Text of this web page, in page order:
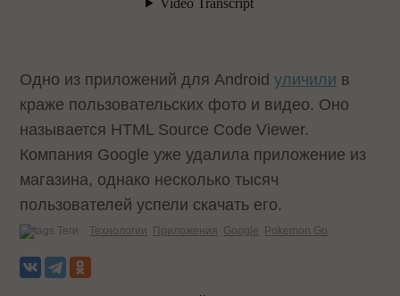
Одно из приложений для Androidуличили в
краже пользовательских фото и видео. Оно
называется HTML Source Code Viewer.
Компания Google уже удалила приложение из
магазина, однако несколько тысяч
пользователей успели скачать его.
Теги: Технологии Приложения Google Pokemon Go